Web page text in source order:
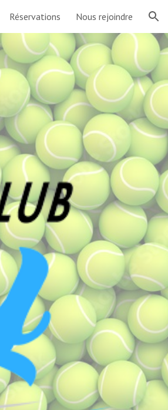
Réservations Nous rejoindre